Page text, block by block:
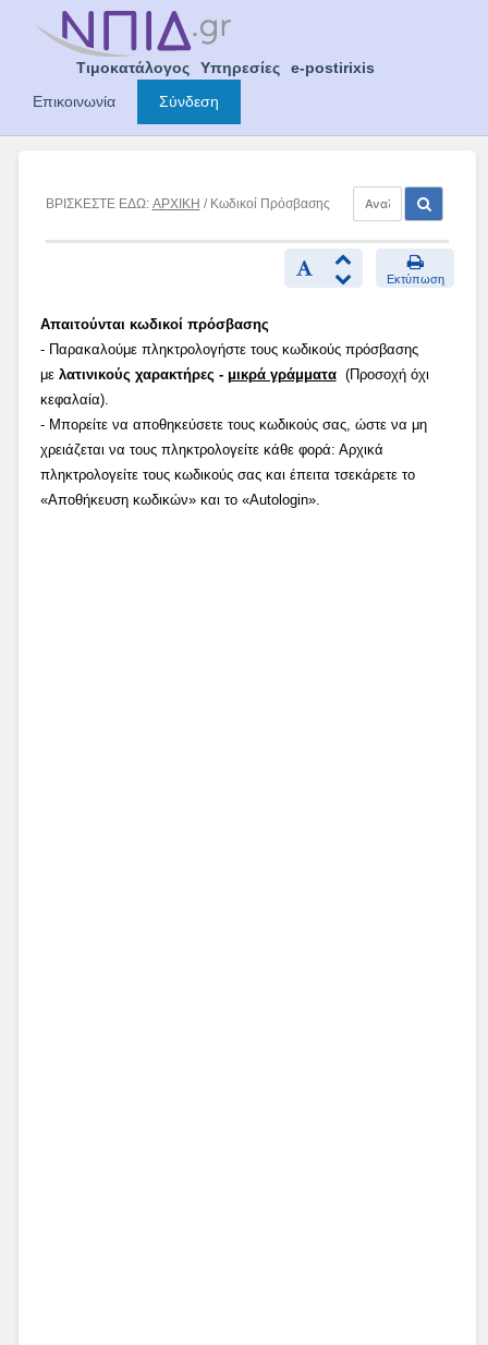
Τιμοκατάλογος Υπηρεσίες
e-postirixis
Επικοινωνία
Σύνδεση
ΒΡΙΣΚΕΣΤΕ ΕΔΩ: ΑΡΧΙΚΗ / Κωδικοί Πρόσβασης
Εκτύπωση
Απαιτούνται κωδικοί πρόσβασης
- Παρακαλούμε πληκτρολογήστε τους κωδικούς πρόσβασης
με λατινικούς χαρακτήρες - μικρά γράμματα(Προσοχή όχι
κεφαλαία).
- Μπορείτε να αποθηκεύσετε τους κωδικούς σας, ώστε να μη
χρειάζεται να τους πληκτρολογείτε κάθε φορά: Αρχικά
πληκτρολογείτε τους κωδικούς σας και έπειτα τσεκάρετε το
«Αποθήκευση κωδικών» και το «Autologin».